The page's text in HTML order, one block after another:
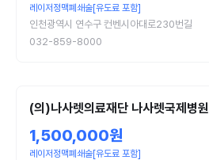
레이저정맥폐쇄술[유도료 포함]
인천광역시 연수구 컨벤시아대로230번길
032-859-8000
(의)나사렛의료재단 나사렛국제병원
1,500,000원
레이저정맥폐쇄술[유도료 포함]